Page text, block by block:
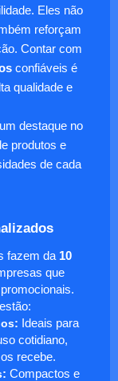
Eles não
reforçam
Contar com
confiáveis é
qualidade e
destaque no
produtos e
de cada
fazem da 10
que
: Ideais para
cotidiano,
recebe.
: Compactos e